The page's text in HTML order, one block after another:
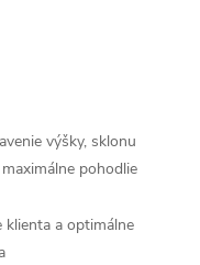
výšky, sklonu
maximálne pohodlie
klienta a optimálne